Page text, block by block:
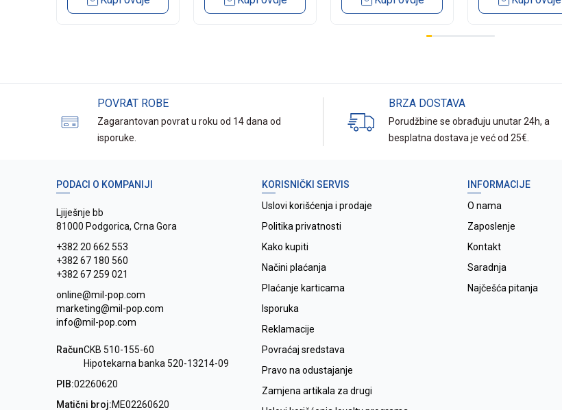
POVRAT ROBE
Zagarantovan povrat u roku od 14 dana od
isporuke.
BRZA DOSTAVA
Porudžbine se obrađuju unutar 24h, a
besplatna dostava je već od 25€.
PODACI O KOMPANIJI
Ljiješnje bb
81000 Podgorica, Crna Gora
+382 20 662 553
+382 67 180 560
+382 67 259 021
online@mil-pop.com
marketing@mil-pop.com
info@mil-pop.com
RačunCKB 510-155-60
Hipotekarna banka 520-13214-09
PIB:02260620
Matični broj:ME02260620
KORISNIČKI SERVIS
Uslovi korišćenja i prodaje
Politika privatnosti
Kako kupiti
Načini plaćanja
Plaćanje karticama
Isporuka
Reklamacije
Povraćaj sredstava
Pravo na odustajanje
Zamjena artikala za drugi
INFORMACIJE
O nama
Zaposlenje
Kontakt
Saradnja
Najčešća pitanja